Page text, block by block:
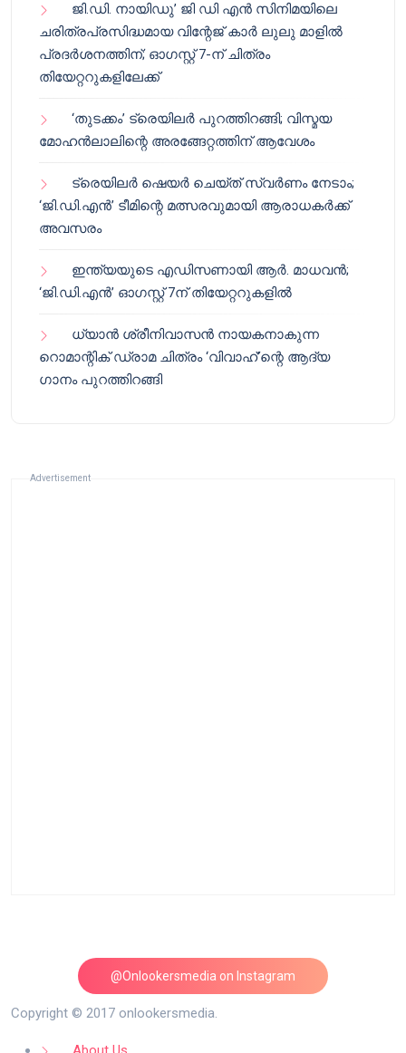
ജി.ഡി. നായിഡു’ ജി ഡി എൻ സിനിമയിലെ
ചരിത്രപ്രസിദ്ധമായ വിന്റേജ് കാർ ലുലു മാളിൽ
പ്രദർശനത്തിന്; ഓഗസ്റ്റ് 7-ന് ചിത്രം
തിയേറ്ററുകളിലേക്ക്
‘തുടക്കം’ ട്രെയിലർ പുറത്തിറങ്ങി; വിസ്മയ
മോഹൻലാലിന്റെ അരങ്ങേറ്റത്തിന് ആവേശം
ട്രെയിലർ ഷെയർ ചെയ്‌ത് സ്വർണം നേടാം;
‘ജി.ഡി.എൻ’ ടീമിന്റെ മത്സരവുമായി ആരാധകർക്ക്
അവസരം
ഇന്ത്യയുടെ എഡിസണായി ആർ. മാധവൻ;
‘ജി.ഡി.എൻ’ ഓഗസ്റ്റ് 7ന് തിയേറ്ററുകളിൽ
ധ്യാൻ ശ്രീനിവാസൻ നായകനാകുന്ന
റൊമാന്റിക് ഡ്രാമ ചിത്രം ‘വിവാഹ്’ന്റെ ആദ്യ
ഗാനം പുറത്തിറങ്ങി
Advertisement
@Onlookersmedia on Instagram
Follow on Instagram
Copyright © 2017 onlookersmedia.